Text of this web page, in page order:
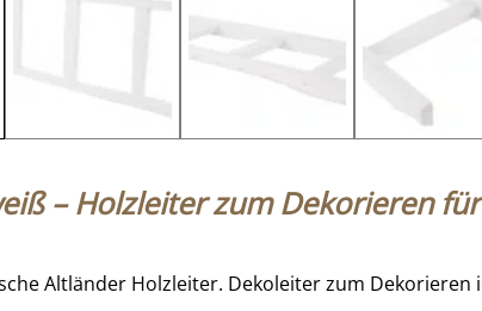
– Holzleiter zum Dekorieren
Altländer Holzleiter. Dekoleiter zum